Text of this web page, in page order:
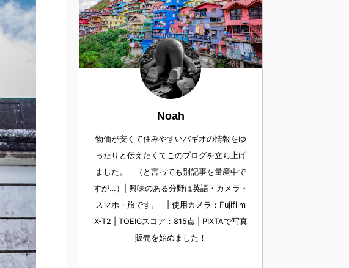
Noah
物価が安くて住みやすいバギオの情報をゆ
ったりと伝えたくてこのブログを立ち上げ
ました。 （と言っても別記事を量産中で
すが…）| 興味のある分野は英語・カメラ・
スマホ・旅です。 | 使用カメラ：Fujifilm
X-T2 | TOEICスコア：815点 | PIXTAで写真
販売を始めました！